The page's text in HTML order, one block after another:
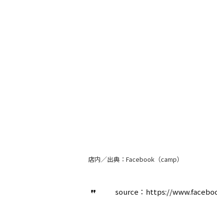
店内／出典：Facebook（camp）
source：https://